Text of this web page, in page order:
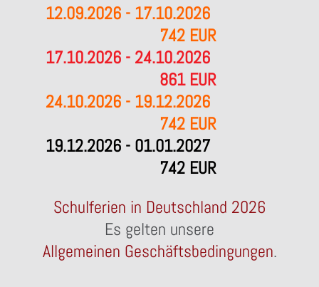
12.09.2026 - 17.10.2026
742 EUR
17.10.2026 - 24.10.2026
861 EUR
24.10.2026 - 19.12.2026
742 EUR
19.12.2026 - 01.01.2027
742 EUR
Schulferien in Deutschland 2026
Es gelten unsere
Allgemeinen Geschäftsbedingungen.